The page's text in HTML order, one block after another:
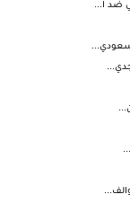
ضد ا...
سعودي...